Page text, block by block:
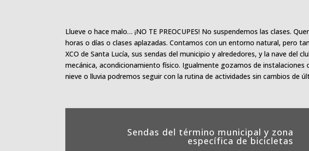
Llueve o hace malo… ¡NO TE PREOCUPES! No suspendemos las clases.
horas o días o clases aplazadas. Contamos con un entorno natural, pero
XCO de Santa Lucía, sus sendas del municipio y alrededores, y la nave del
mecánica, acondicionamiento físico. Igualmente gozamos de
nieve o lluvia podremos seguir con la rutina de actividades sin cambios de
Sendas del término municipal y zona
específica de bicicletas